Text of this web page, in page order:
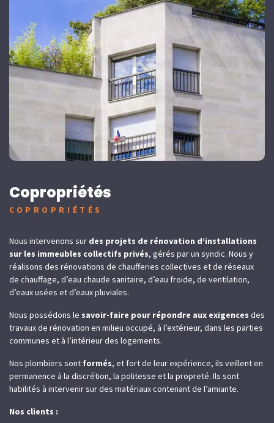
Copropriétés
COPROPRIÉTÉS
Nous intervenons sur des projets de rénovation d’installations
sur les immeubles collectifs privés, gérés par un syndic. Nous y
réalisons des rénovations de chaufferies collectives et de réseaux
de chauffage, d’eau chaude sanitaire, d’eau froide, de ventilation,
d’eaux usées et d’eaux pluviales.
Nous possédons le savoir-faire pour répondre aux exigences des
travaux de rénovation en milieu occupé, à l’extérieur, dans les parties
communes et à l’intérieur des logements.
Nos plombiers sont formés, et fort de leur expérience, ils veillent en
permanence à la discrétion, la politesse et la propreté. Ils sont
habilités à intervenir sur des matériaux contenant de l’amiante.
Nos clients :